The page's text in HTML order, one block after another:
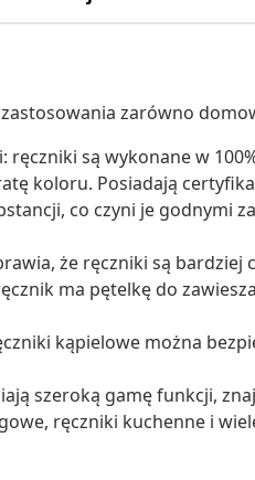
zarówno
ręczniki są wykonane w
koloru. Posiadają certyfikat
co czyni je godnymi
że ręczniki są bardziej
ma pętelkę do
kąpielowe można
szeroką gamę funkcji,
ręczniki kuchenne i